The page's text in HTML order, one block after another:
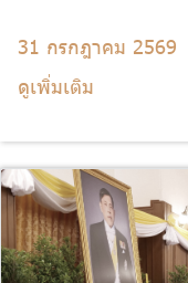
31 กรกฎาคม 2569
ดูเพิ่มเติม